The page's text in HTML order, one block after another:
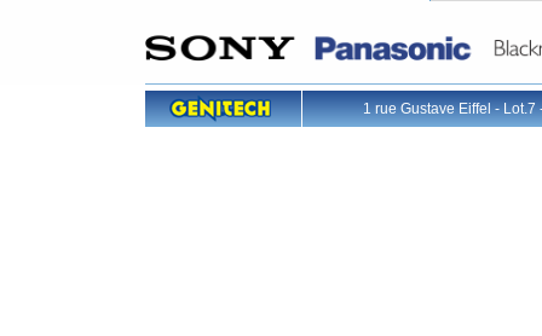
1 rue Gustave Eiffel -